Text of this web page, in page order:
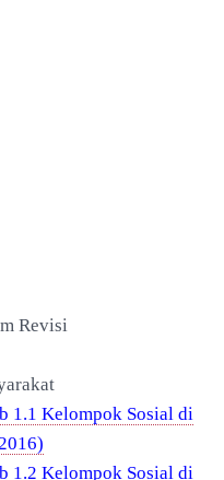
Revisi
1.1 Kelompok Sosial di
1.2 Kelompok Sosial di